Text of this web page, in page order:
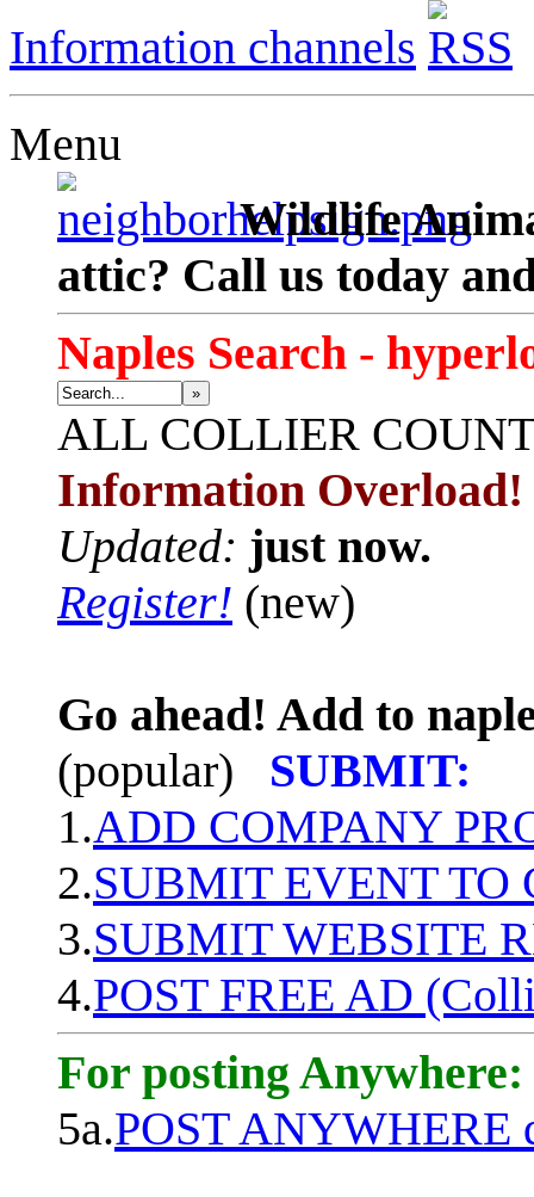
Information channels
Menu
Wildlife
attic? Call us today
Naples Search -
»
ALL COLLIER
Information Overload!
Updated: just now.
Register! (new)
Go ahead! Add to
(popular)
SUBMIT:
1.ADD COMPANY
2.SUBMIT EVENT TO
3.SUBMIT WEBSITE
4.POST FREE AD
For posting Anywhere:
5a.POST ANYWHERE